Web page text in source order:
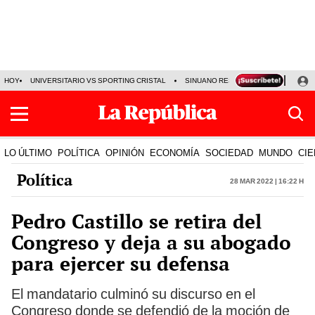
HOY UNIVERSITARIO VS SPORTING CRISTAL SINUANO RESULTADOS HOY
LO ÚLTIMO POLÍTICA OPINIÓN ECONOMÍA SOCIEDAD MUNDO
Política 28 Mar 2022 | 16:22 h
Pedro Castillo se retira del
Congreso y deja a su abogado
para ejercer su defensa
El mandatario culminó su discurso en el
Congreso donde se defendió de la moción de